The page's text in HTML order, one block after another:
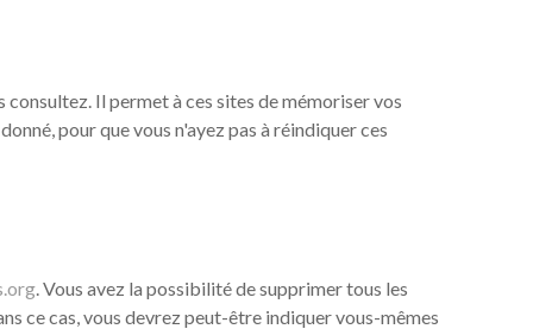
Il permet à ces sites de mémoriser vos
pour que vous n'ayez pas à réindiquer ces
. Vous avez la possibilité de supprimer tous les
ce cas, vous devrez peut-être indiquer vous-mêmes